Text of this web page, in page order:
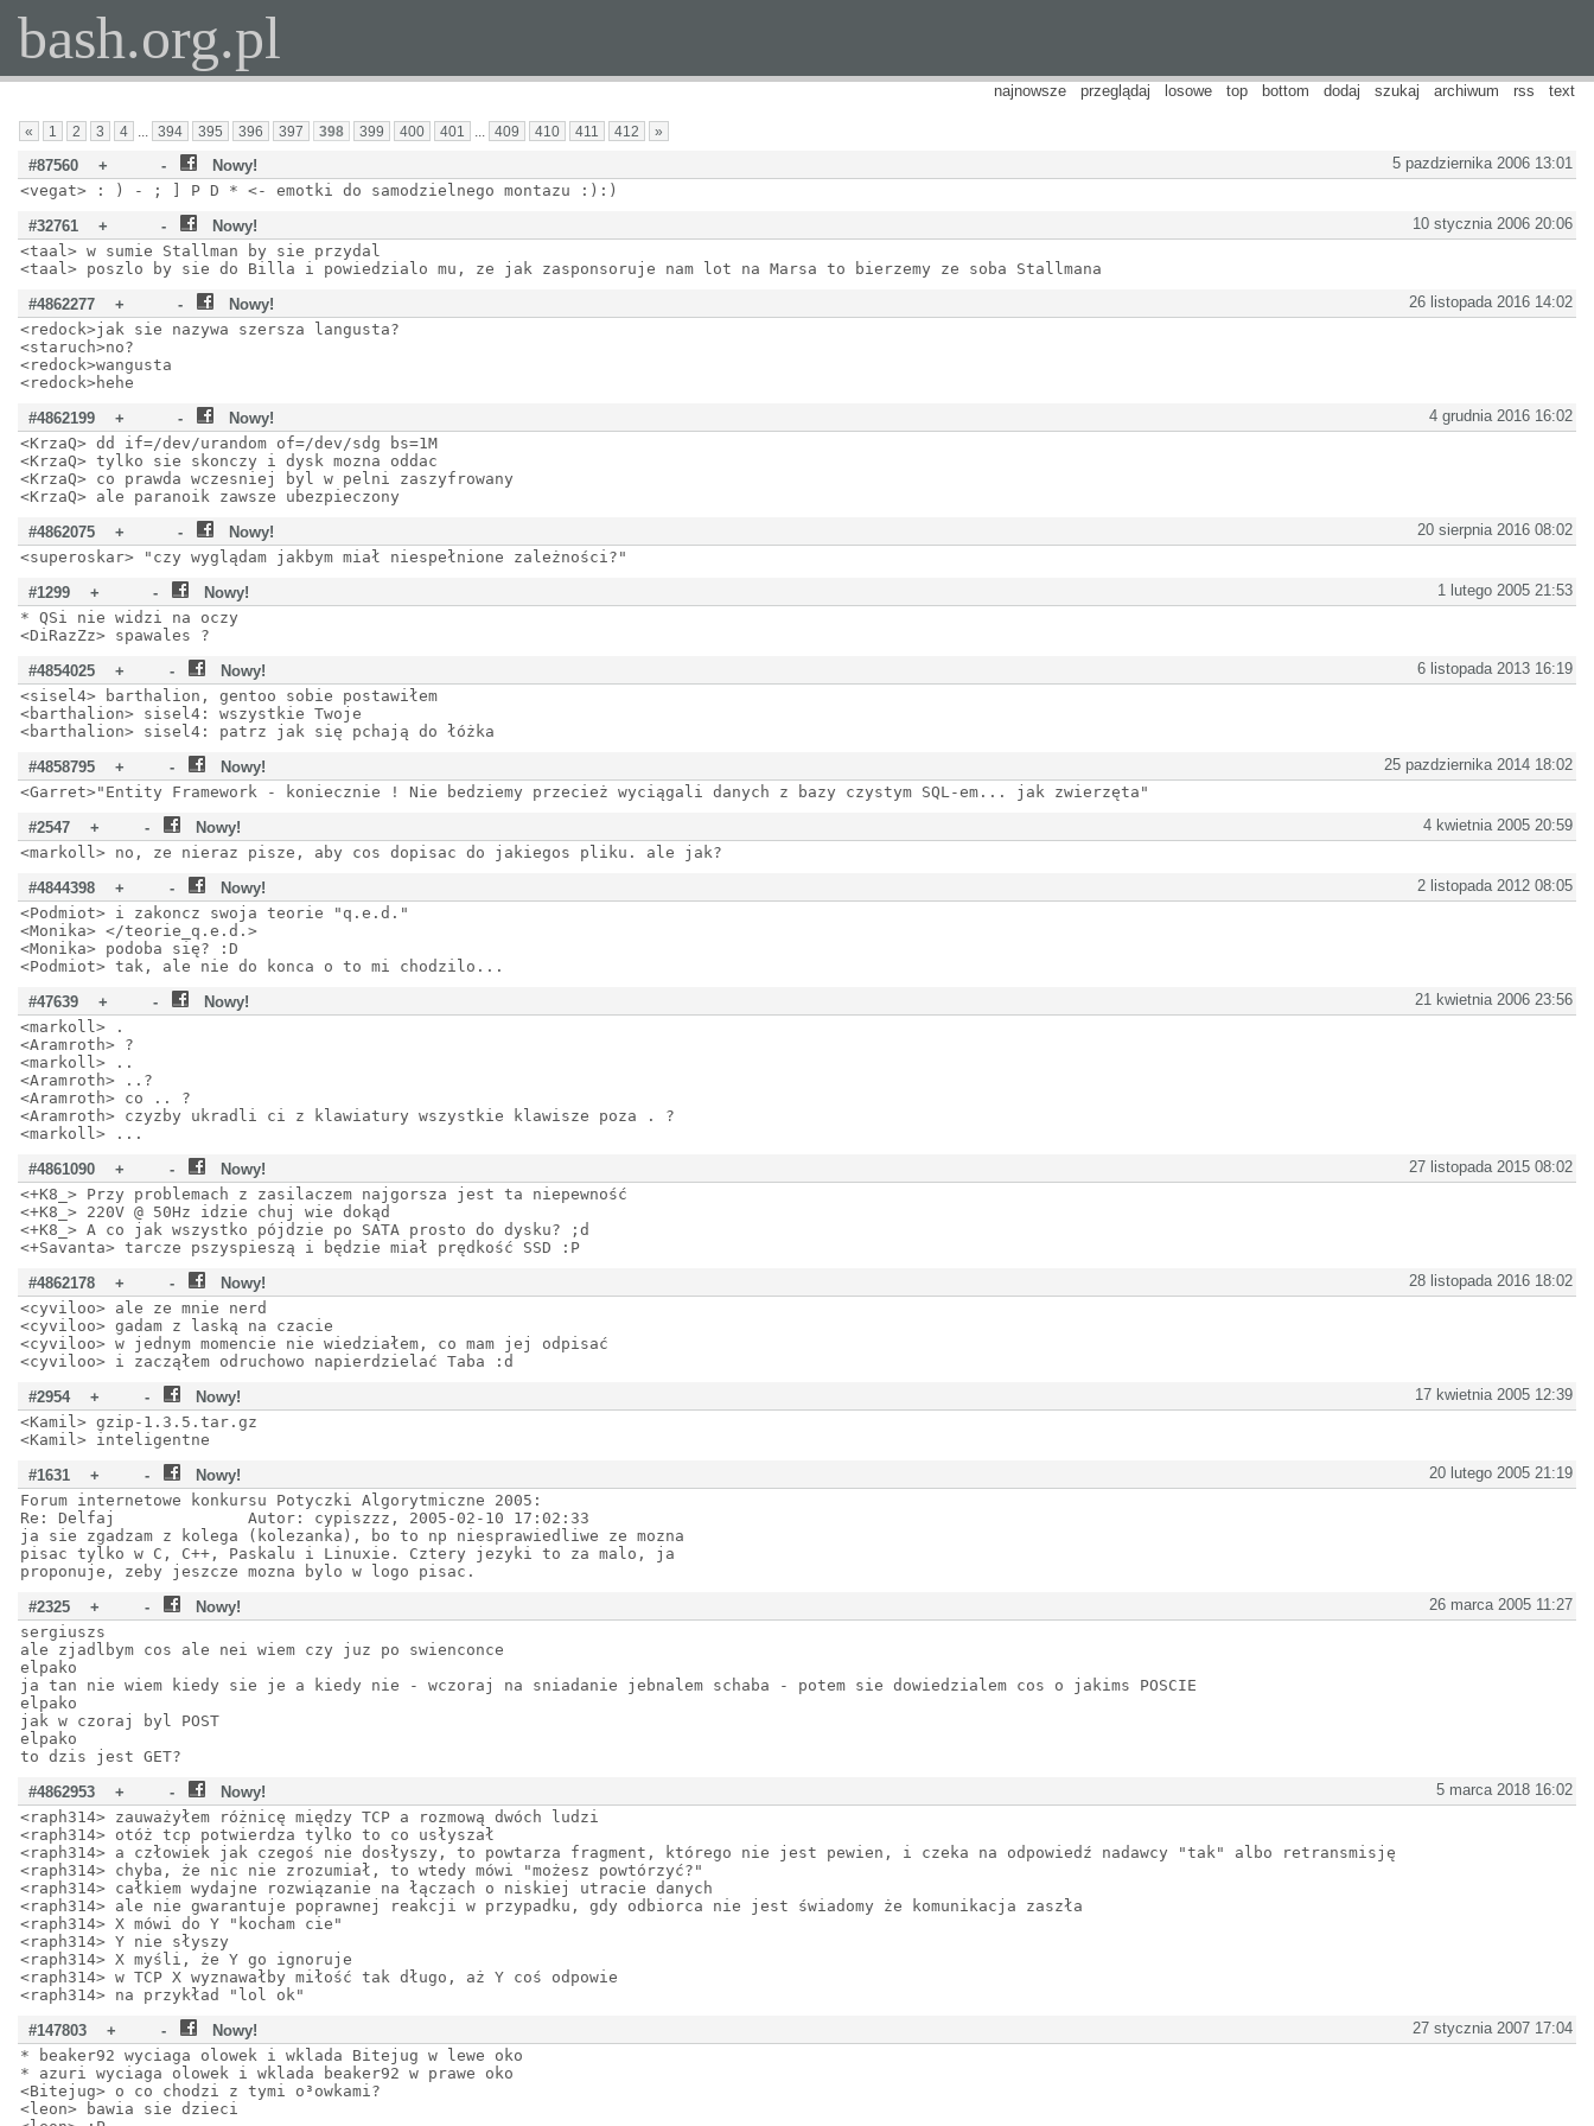
bash.org.pl
najnowsze przeglądaj losowe top bottom dodaj szukaj archiwum rss text
« 1 2 3 4 394 395 396 397 398 399 400 401 409 410 411 412 »
5 pazdziernika 2006 13:01
#87560 + -
Nowy!
<vegat> : ) - ; ] P D * <- emotki do samodzielnego montazu :):)
10 stycznia 2006 20:06
#32761 + -
Nowy!
<taal> w sumie Stallman by sie przydal
<taal> poszlo by sie do Billa i powiedzialo mu, ze jak zasponsoruje nam lot na Marsa to bierzemy ze soba Stallmana
26 listopada 2016 14:02
#4862277 + -
Nowy!
<redock>jak sie nazywa szersza langusta?
<staruch>no?
<redock>wangusta
<redock>hehe
4 grudnia 2016 16:02
#4862199 + -
Nowy!
<KrzaQ> dd if=/dev/urandom of=/dev/sdg bs=1M
<KrzaQ> tylko sie skonczy i dysk mozna oddac
<KrzaQ> co prawda wczesniej byl w pelni zaszyfrowany
<KrzaQ> ale paranoik zawsze ubezpieczony
20 sierpnia 2016 08:02
#4862075 + -
Nowy!
<superoskar> "czy wyglądam jakbym miał niespełnione zależności?"
1 lutego 2005 21:53
#1299 + -
Nowy!
* QSi nie widzi na oczy
<DiRazZz> spawales ?
6 listopada 2013 16:19
#4854025 + -
Nowy!
<sisel4> barthalion, gentoo sobie postawiłem
<barthalion> sisel4: wszystkie Twoje
<barthalion> sisel4: patrz jak się pchają do łóżka
25 pazdziernika 2014 18:02
#4858795 + -
Nowy!
<Garret>"Entity Framework - koniecznie ! Nie bedziemy przecież wyciągali danych z bazy czystym SQL-em... jak zwierzęta"
4 kwietnia 2005 20:59
#2547 + -
Nowy!
<markoll> no, ze nieraz pisze, aby cos dopisac do jakiegos pliku. ale jak?
2 listopada 2012 08:05
#4844398 + -
Nowy!
<Podmiot> i zakoncz swoja teorie "q.e.d."
<Monika> </teorie_q.e.d.>
<Monika> podoba się? :D
<Podmiot> tak, ale nie do konca o to mi chodzilo...
21 kwietnia 2006 23:56
#47639 + -
Nowy!
<markoll> .
<Aramroth> ?
<markoll> ..
<Aramroth> ..?
<Aramroth> co .. ?
<Aramroth> czyzby ukradli ci z klawiatury wszystkie klawisze poza . ?
<markoll> ...
27 listopada 2015 08:02
#4861090 + -
Nowy!
<+K8_> Przy problemach z zasilaczem najgorsza jest ta niepewność
<+K8_> 220V @ 50Hz idzie chuj wie dokąd
<+K8_> A co jak wszystko pójdzie po SATA prosto do dysku? ;d
<+Savanta> tarcze pszyspieszą i będzie miał prędkość SSD :P
28 listopada 2016 18:02
#4862178 + -
Nowy!
<cyviloo> ale ze mnie nerd
<cyviloo> gadam z laską na czacie
<cyviloo> w jednym momencie nie wiedziałem, co mam jej odpisać
<cyviloo> i zacząłem odruchowo napierdzielać Taba :d
17 kwietnia 2005 12:39
#2954 + -
Nowy!
<Kamil> gzip-1.3.5.tar.gz
<Kamil> inteligentne
20 lutego 2005 21:19
#1631 + -
Nowy!
Forum internetowe konkursu Potyczki Algorytmiczne 2005:
Re: Delfaj Autor: cypiszzz, 2005-02-10 17:02:33
ja sie zgadzam z kolega (kolezanka), bo to np niesprawiedliwe ze mozna
pisac tylko w C, C++, Paskalu i Linuxie. Cztery jezyki to za malo, ja
proponuje, zeby jeszcze mozna bylo w logo pisac.
26 marca 2005 11:27
#2325 + -
Nowy!
sergiuszs
ale zjadlbym cos ale nei wiem czy juz po swienconce
elpako
ja tan nie wiem kiedy sie je a kiedy nie - wczoraj na sniadanie jebnalem schaba - potem sie dowiedzialem cos o jakims POSCIE
elpako
jak w czoraj byl POST
elpako
to dzis jest GET?
5 marca 2018 16:02
#4862953 + -
Nowy!
<raph314> zauważyłem różnicę między TCP a rozmową dwóch ludzi
<raph314> otóż tcp potwierdza tylko to co usłyszał
<raph314> a człowiek jak czegoś nie dosłyszy, to powtarza fragment, którego nie jest pewien, i czeka na odpowiedź nadawcy "tak" albo retransmisję
<raph314> chyba, że nic nie zrozumiał, to wtedy mówi "możesz powtórzyć?"
<raph314> całkiem wydajne rozwiązanie na łączach o niskiej utracie danych
<raph314> ale nie gwarantuje poprawnej reakcji w przypadku, gdy odbiorca nie jest świadomy że komunikacja zaszła
<raph314> X mówi do Y "kocham cie"
<raph314> Y nie słyszy
<raph314> X myśli, że Y go ignoruje
<raph314> w TCP X wyznawałby miłość tak długo, aż Y coś odpowie
<raph314> na przykład "lol ok"
27 stycznia 2007 17:04
#147803 + -
Nowy!
* beaker92 wyciaga olowek i wklada Bitejug w lewe oko
* azuri wyciaga olowek i wklada beaker92 w prawe oko
<Bitejug> o co chodzi z tymi o³owkami?
<leon> bawia sie dzieci